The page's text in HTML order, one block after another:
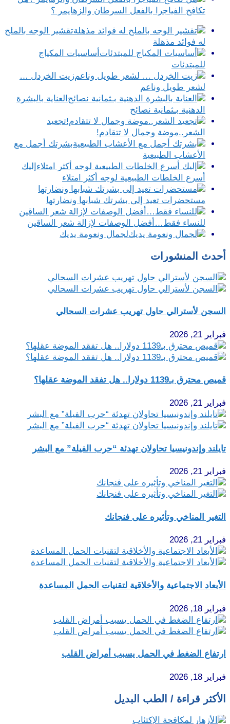
تكافح الفياجرا بالفعل السرطان والزهايمر ؟
تقشير الوجه بالملح
له فوائد مذهلة
أساسيات المكياج
للمبتدئات
زيت الخردل …
لشعر طويل وناعم
العناية بالبشرة
الدهنية بـثمانية نصائح
تجعيد
الشعر..موضة وجمال لا تتقادم!
بشرتك أجمل مع
الأعشاب الطبيعية
إليك
أسرع الخلطات الطبيعية لوجه أكثر امتلاء
مستحضرات تعيد إلى بشرتك شبابها ونضارتها
للنساء فقط…أفضل الوصفات لإزالة شعر الساقين
لجمال ونعومة يديك
أحدث المنشورات
السجن لأسترالي حاول تهريب عشرات السحالي
فبراير 21, 2026
قميص محترق بـ1139 دولارا.. هل تفقد الموضة عقلها؟
فبراير 21, 2026
تايلند وإندونيسيا تحاولان تهدئة “حرب الفيلة” مع البشر
فبراير 21, 2026
التغير المناخي وتأثيره على فنجانك
فبراير 21, 2026
الأبعاد الاجتماعية والأخلاقية لتقنيات الحمل المساعدة
فبراير 18, 2026
ارتفاع الضغط في الحمل يسبب أمراض القلب
فبراير 18, 2026
الأكثر قراءة / الطب البديل